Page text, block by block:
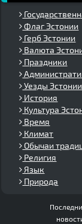
Флаг Эстонии
Герб Эстонии
Валюта
Праздники
Уезды Эстонии
История
Культура
Время
Климат
Обычаи
Религия
Язык
Природа